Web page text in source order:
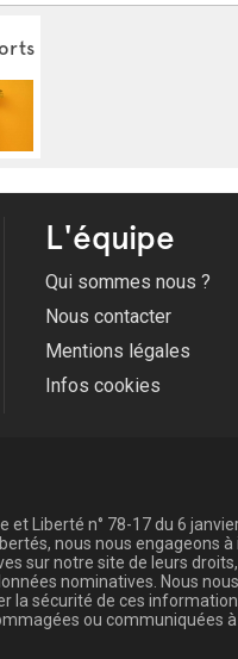
L'équipe
Qui sommes nous ?
Nous contacter
Mentions légales
Infos cookies
Liberté n° 78-17 du 6
nous nous engageons
sur notre site de leurs
nominatives. Nous
la sécurité de ces
ou communiquées à